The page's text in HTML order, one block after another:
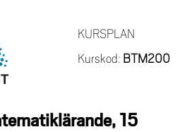
KURSPLAN
Kurskod: BTM200
15